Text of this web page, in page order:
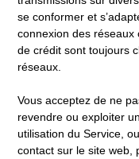
se conformer et
connexion des
de crédit sont toujours
réseaux.
Vous acceptez de ne
revendre ou exploiter
utilisation du Service,
contact sur le site web,